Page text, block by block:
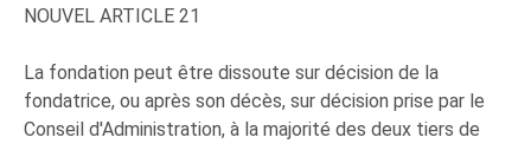
NOUVEL ARTICLE 21
La fondation peut être dissoute sur décision de la
fondatrice, ou après son décès, sur décision prise par le
Conseil d'Administration, à la majorité des deux tiers de